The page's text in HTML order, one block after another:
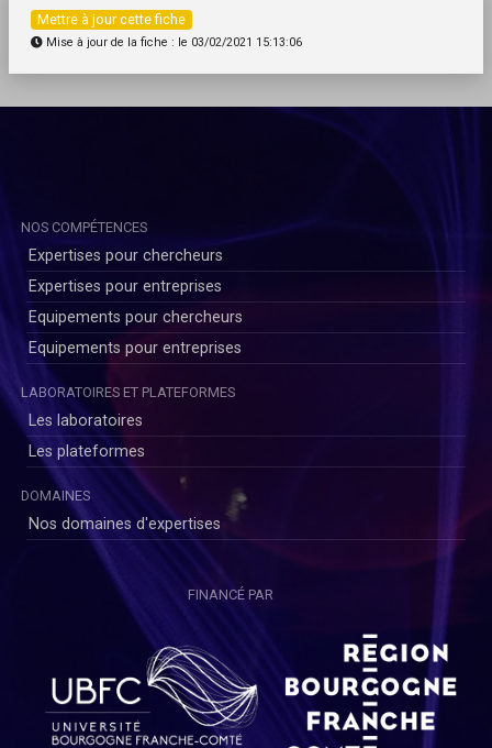
Mettre à jour cette fiche
Mise à jour de la fiche : le 03/02/2021 15:13:06
NOS COMPÉTENCES
Expertises pour chercheurs
Expertises pour entreprises
Equipements pour chercheurs
Equipements pour entreprises
LABORATOIRES ET PLATEFORMES
Les laboratoires
Les plateformes
DOMAINES
Nos domaines d'expertises
FINANCÉ PAR